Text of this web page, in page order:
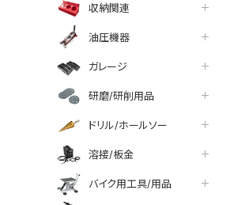
収納関連
油圧機器
ガレージ
研磨/研削用品
ドリル/ホールソー
溶接/板金
バイク用工具/用品